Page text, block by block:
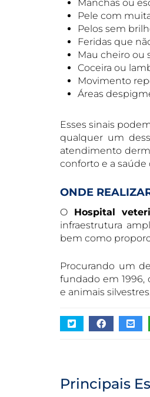
Manchas ou
Pele com
Pelos sem
Feridas que
Mau cheiro ou
Coceira ou
Movimento
Áreas
Esses sinais
qualquer um
atendimento
conforto e a
ONDE
O Hospital
infraestrutura
bem como
Procurando um
fundado em
e animais
Principais